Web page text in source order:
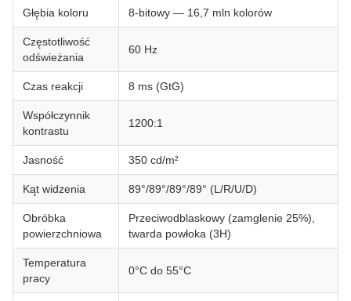
Głębia koloru 8-bitowy — 16,7 mln kolorów
Częstotliwość
odświeżania
60 Hz
Czas reakcji 8 ms (GtG)
Współczynnik
kontrastu
1200:1
Jasność 350 cd/m²
Kąt widzenia 89°/89°/89°/89° (L/R/U/D)
Obróbka
powierzchniowa
Przeciwodblaskowy (zamglenie 25%),
twarda powłoka (3H)
Temperatura
pracy
0°C do 55°C